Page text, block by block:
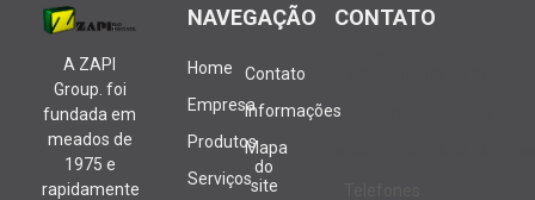
A ZAPI
Group. foi
fundada em
meados de
1975 e
rapidamente
NAVEGAÇÃO
Home
Empresa
Produtos
Serviços
Contato
Informações
Mapa
do
site
CONTATO